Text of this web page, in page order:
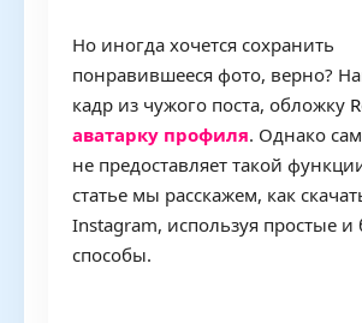
Но иногда хочется сохранить
понравившееся фото, верно?
кадр из чужого поста, обложку
аватарку профиля. Однако
не предоставляет такой
статье мы расскажем, как
Instagram, используя простые и
способы.